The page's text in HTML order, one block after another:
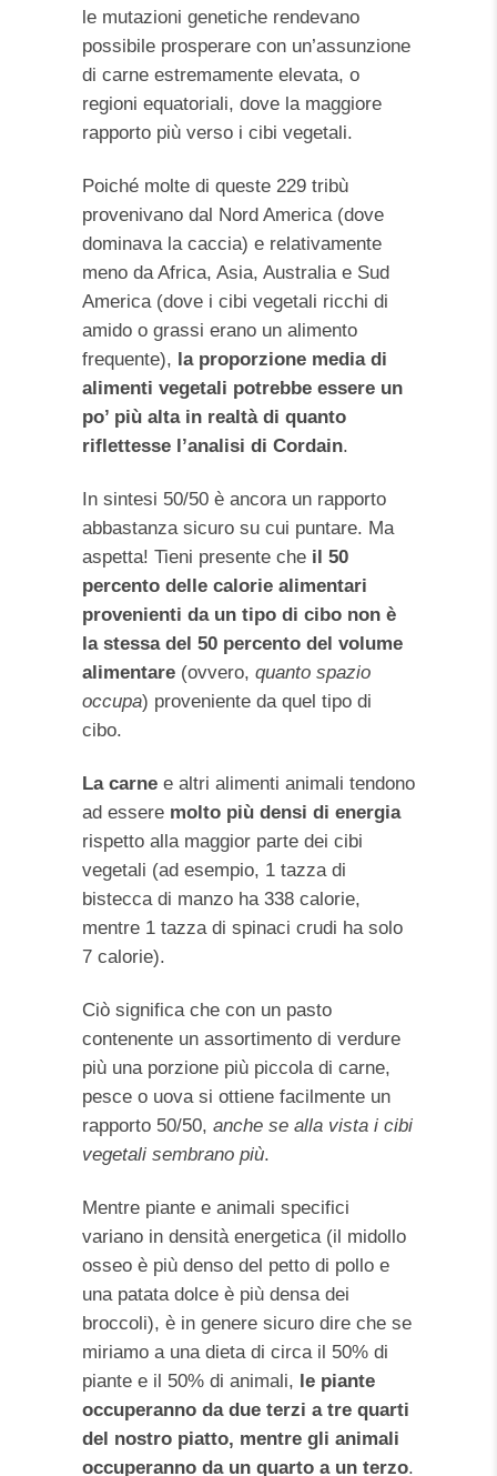
le mutazioni genetiche rendevano
possibile prosperare con un’assunzione
di carne estremamente elevata, o
regioni equatoriali, dove la maggiore
rapporto più verso i cibi vegetali.
Poiché molte di queste 229 tribù
provenivano dal Nord America (dove
dominava la caccia) e relativamente
meno da Africa, Asia, Australia e Sud
America (dove i cibi vegetali ricchi di
amido o grassi erano un alimento
frequente), la proporzione media di
alimenti vegetali potrebbe essere un
po’ più alta in realtà di quanto
riflettesse l’analisi di Cordain.
In sintesi 50/50 è ancora un rapporto
abbastanza sicuro su cui puntare. Ma
aspetta! Tieni presente che il 50
percento delle calorie alimentari
provenienti da un tipo di cibo non è
la stessa del 50 percento del volume
alimentare (ovvero, quanto spazio
occupa) proveniente da quel tipo di
cibo.
La carne e altri alimenti animali tendono
ad essere molto più densi di energia
rispetto alla maggior parte dei cibi
vegetali (ad esempio, 1 tazza di
bistecca di manzo ha 338 calorie,
mentre 1 tazza di spinaci crudi ha solo
7 calorie).
Ciò significa che con un pasto
contenente un assortimento di verdure
più una porzione più piccola di carne,
pesce o uova si ottiene facilmente un
rapporto 50/50, anche se alla vista i cibi
vegetali sembrano più.
Mentre piante e animali specifici
variano in densità energetica (il midollo
osseo è più denso del petto di pollo e
una patata dolce è più densa dei
broccoli), è in genere sicuro dire che se
miriamo a una dieta di circa il 50% di
piante e il 50% di animali, le piante
occuperanno da due terzi a tre quarti
del nostro piatto, mentre gli animali
occuperanno da un quarto a un terzo.